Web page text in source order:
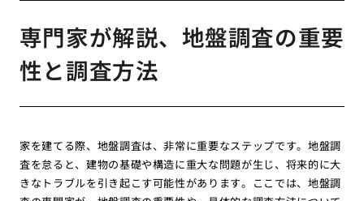
専門家が解説、地盤調査の重要
性と調査方法
家を建てる際、地盤調査は、非常に重要なステップです。地盤調
査を怠ると、建物の基礎や構造に重大な問題が生じ、将来的に大
きなトラブルを引き起こす可能性があります。ここでは、地盤調